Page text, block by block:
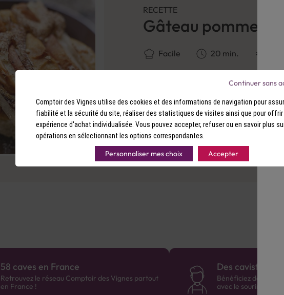
RECETTE
Gâteau pommes
Facile 20 min.
58 caves en France
Retrouvez le réseau Comptoir des Vignes partout
en France !
Des cavistes à
Bénéficiez de
avec le sourire :)
Comptoir des Vignes utilise des cookies et des informations de navigation pour
fiabilité et la sécurité du site, réaliser des statistiques de visites ainsi que pour offrir
expérience d'achat individualisée. Vous pouvez accepter, refuser ou en savoir plus
opérations en sélectionnant les options correspondantes.
Personnaliser mes choix Accepter
Continuer sans